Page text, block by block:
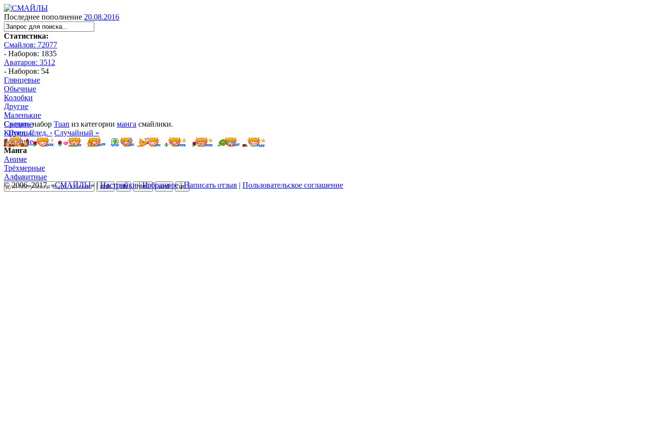
Последнее пополнение 20.08.2016
Статистика:
Смайлов: 72077
- Наборов: 1835
Аватаров: 3512
- Наборов: 54
Глянцевые
Обычные
Колобки
Другие
Маленькие
Средние
Крупные
Большие
Манга
Аниме
Трёхмерные
Алфавитные
ubb bb html ezd url
Скачатьнабор Tuan из категории манга смайлики.
‹ Пред. След. › Случайный »
© 2006–2017, «СМАЙЛЫ» | Настройки|Избранное|Написать отзыв | Пользовательское соглашение